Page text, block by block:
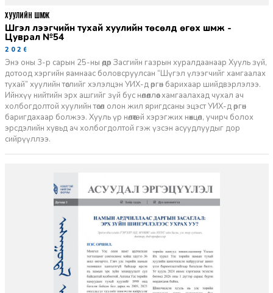
Шүгэл үлээгчийн тухай хуулийн төсөлд өгөх шүүмж -
Цуврал №54
2026-07-27
Энэ оны 3-р сарын 25-ны өдөр Засгийн газрын хуралдаанаар Хууль зүй,
дотоод хэргийн яамнаас боловсруулсан “Шүгэл үлээгчийг хамгаалах
тухай” хуулийн төслийг хэлэлцэн УИХ-д өргөн барихаар шийдвэрлэлээ.
Ийнхүү нийтийн эрх ашгийг зүй бус нөлөөллөөс хамгаалахад чухал ач
холбогдолтой хуулийн төсөл олон жил яригдсаны эцэст УИХ-д өргөн
баригдахаар болжээ. Хууль үр нөлөөтэй хэрэгжих нөхцөл, учирч болох
эрсдэлийн хувьд ач холбогдолтой гэж үзсэн асуудлуудыг дор
сийрүүллээ.
ХУУЛИЙН ШҮҮМЖ